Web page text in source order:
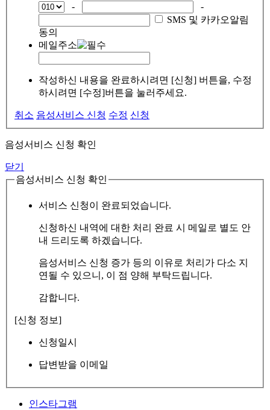
-
-
SMS 및 카카오알림
동의
메일주소
작성하신 내용을 완료하시려면 [신청] 버튼을, 수정
하시려면 [수정]버튼을 눌러주세요.
취소 음성서비스 신청 수정 신청
음성서비스 신청 확인
닫기
음성서비스 신청 확인
서비스 신청이 완료되었습니다.
신청하신 내역에 대한 처리 완료 시 메일로 별도 안
내 드리도록 하겠습니다.
음성서비스 신청 증가 등의 이유로 처리가 다소 지
연될 수 있으니, 이 점 양해 부탁드립니다.
감합니다.
[신청 정보]
신청일시
답변받을 이메일
인스타그램